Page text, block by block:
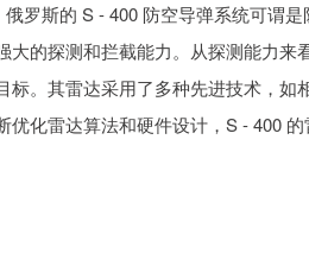
罗斯的 S - 400 防空导弹系统可谓
大的探测和拦截能力。从探测能力
标。其雷达采用了多种先进技术，
优化雷达算法和硬件设计，S - 400